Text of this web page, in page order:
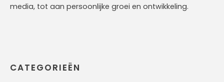
media, tot aan persoonlijke groei en ontwikkeling.
CATEGORIEËN